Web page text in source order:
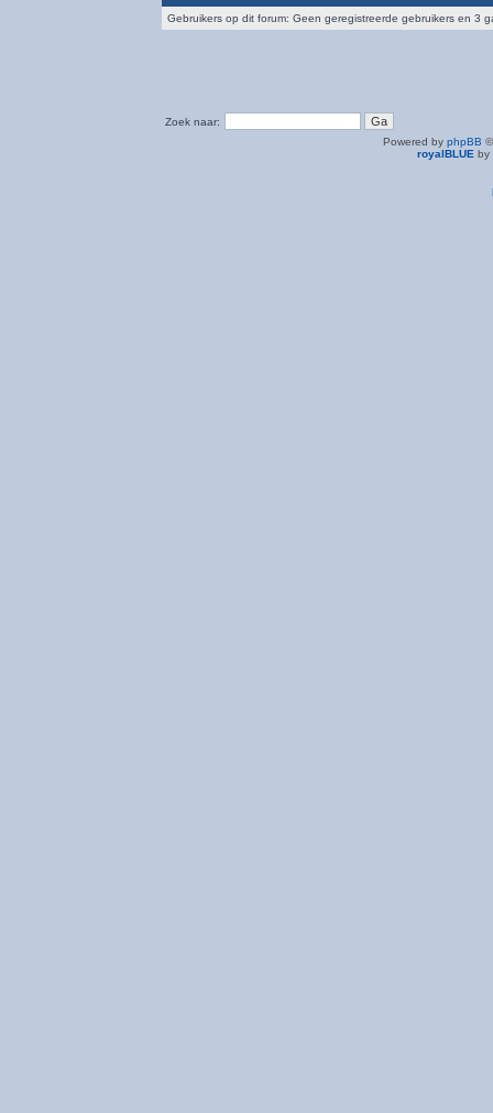
Gebruikers op dit forum: Geen geregistreerde gebruikers en 3
Zoek naar:
Powered by phpBB
royalBLUE by